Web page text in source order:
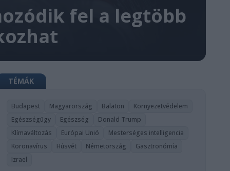
fel a legtöbb
TÉMÁK
Budapest Magyarország Balaton
Környezetvédelem
Egészségügy
Egészség
Donald Trump
Klímaváltozás
Európai Unió
Mesterséges intelligencia
Koronavírus
Húsvét Németország
Gasztronómia
Izrael